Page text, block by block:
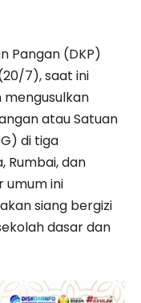
Pangan (DKP)
7), saat ini
atau Satuan
di tiga
Rumbai, dan
umum ini
siang bergizi
dasar dan